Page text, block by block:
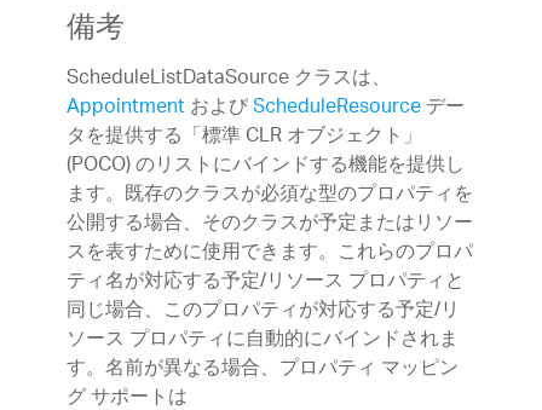
備考
ScheduleListDataSource クラスは、
AppointmentおよびScheduleResourceデー
タを提供する「標準 CLR オブジェクト」
(POCO) のリストにバインドする機能を提供し
ます。既存のクラスが必須な型のプロパティを
公開する場合、そのクラスが予定またはリソー
スを表すために使用できます。これらのプロパ
ティ名が対応する予定/リソース プロパティと
同じ場合、このプロパティが対応する予定/リ
ソース プロパティに自動的にバインドされま
す。名前が異なる場合、プロパティ マッピン
グ サポートは